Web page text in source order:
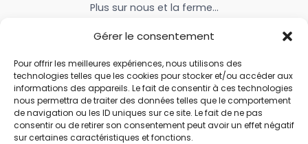
Gérer le consentement
Pour offrir les meilleures expériences, nous utilisons des
technologies telles que les cookies pour stocker et/ou accéder aux
informations des appareils. Le fait de consentir à ces technologies
nous permettra de traiter des données telles que le comportement
de navigation ou les ID uniques sur ce site. Le fait de ne pas
consentir ou de retirer son consentement peut avoir un effet négatif
sur certaines caractéristiques et fonctions.
Plus sur nous et la ferme…
Livraison et tarifs
Mon Compte
Mon Panier
Politique de cookies (UE)
Mentions légales
Conditions Générales de Vente